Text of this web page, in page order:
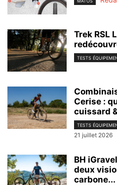
Trek RSL
TESTS
Cerise :
cuissard
TESTS
21 juillet 2026
BH
deux
carbone...